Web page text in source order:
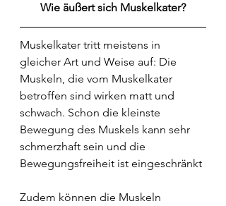
Wie äußert sich Muskelkater?
Muskelkater tritt meistens in
gleicher Art und Weise auf: Die
Muskeln, die vom Muskelkater
betroffen sind wirken matt und
schwach. Schon die kleinste
Bewegung des Muskels kann sehr
schmerzhaft sein und die
Bewegungsfreiheit ist eingeschränkt
Zudem können die Muskeln